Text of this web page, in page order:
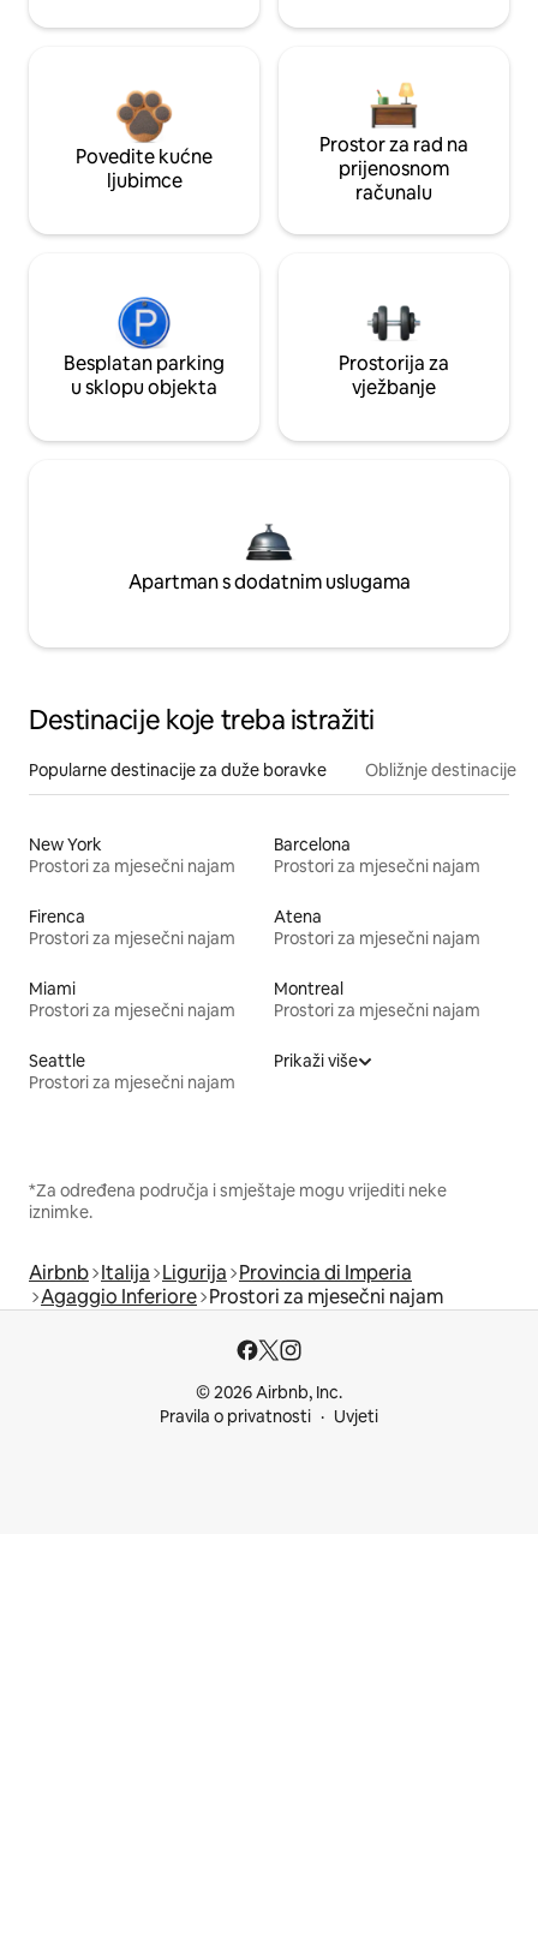
Povedite kućne
ljubimce
Prostor za rad na
prijenosnom
računalu
Besplatan parking
u sklopu objekta
Prostorija za
vježbanje
Apartman s dodatnim uslugama
Destinacije koje treba istražiti
Popularne destinacije za duže boravke Obližnje destinacije
New York
Prostori za mjesečni najam
Barcelona
Prostori za mjesečni najam
Firenca
Prostori za mjesečni najam
Atena
Prostori za mjesečni najam
Miami
Prostori za mjesečni najam
Montreal
Prostori za mjesečni najam
Seattle
Prostori za mjesečni najam
Prikaži više
*Za određena područja i smještaje mogu vrijediti neke
iznimke.
Airbnb Italija Ligurija Provincia di Imperia
Agaggio Inferiore Prostori za mjesečni najam
© 2026 Airbnb, Inc.
Pravila o privatnosti
Uvjeti